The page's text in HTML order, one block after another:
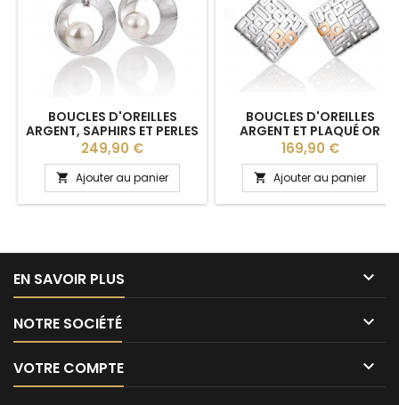
BOUCLES D'OREILLES
ARGENT, SAPHIRS ET PERLES
DE CULTURE BREUNING
Prix
249,90 €
 Ajouter au panier
BOUCLES D'OREILLES
ARGENT ET PLAQUÉ OR
JAUNE BREUNING
Prix
169,90 €
 Ajouter au panier
EN SAVOIR PLUS 
NOTRE SOCIÉTÉ 
VOTRE COMPTE 